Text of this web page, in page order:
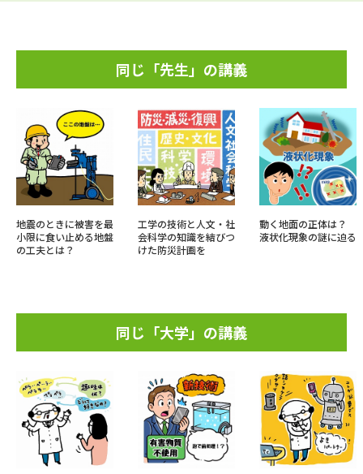
同じ「先生」の講義
地震のときに被害を最
小限に食い止める地盤
の工夫とは？
工学の技術と人文・社
会科学の知識を結びつ
けた防災計画を
動く地面の正体は？
液状化現象の謎に迫る
同じ「大学」の講義